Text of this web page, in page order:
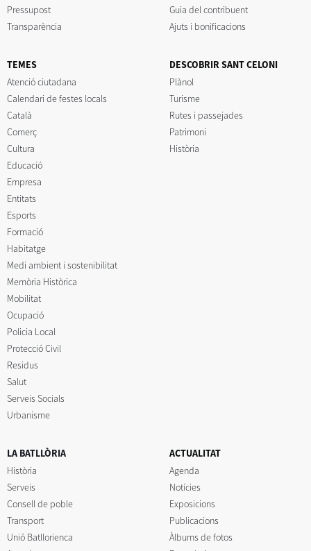
Pressupost
Transparència
Guia del contribuent
Ajuts i bonificacions
TEMES
Atenció ciutadana
Calendari de festes locals
Català
Comerç
Cultura
Educació
Empresa
Entitats
Esports
Formació
Habitatge
Medi ambient i sostenibilitat
Memòria Històrica
Mobilitat
Ocupació
Policia Local
Protecció Civil
Residus
Salut
Serveis Socials
Urbanisme
DESCOBRIR SANT CELONI
Plànol
Turisme
Rutes i passejades
Patrimoni
Història
LA BATLLÒRIA
Història
Serveis
Consell de poble
Transport
Unió Batllorienca
ACTUALITAT
Agenda
Notícies
Exposicions
Publicacions
Àlbums de fotos